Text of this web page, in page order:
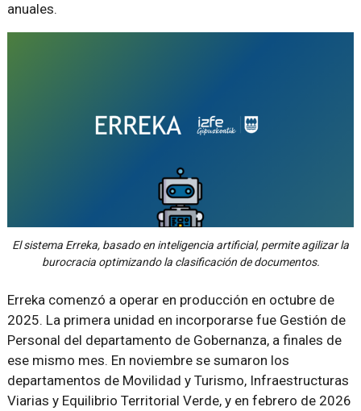
anuales.
El sistema Erreka, basado en inteligencia artificial, permite agilizar la
burocracia optimizando la clasificación de documentos.
Erreka comenzó a operar en producción en octubre de
2025. La primera unidad en incorporarse fue Gestión de
Personal del departamento de Gobernanza, a finales de
ese mismo mes. En noviembre se sumaron los
departamentos de Movilidad y Turismo, Infraestructuras
Viarias y Equilibrio Territorial Verde, y en febrero de 2026